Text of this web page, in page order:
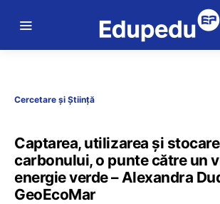
Cercetare și Știință
Captarea, utilizarea și
carbonului, o punte către un
energie verde – Alexandra
GeoEcoMar